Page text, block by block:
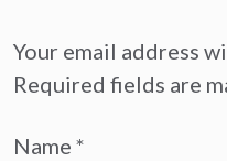
Your email address
Required fields are
Name *